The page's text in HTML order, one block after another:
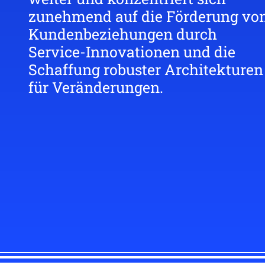
zunehmend auf die Förderung
Kundenbeziehungen durch
Service-Innovationen und die
Schaffung robuster Architekturen
für Veränderungen.